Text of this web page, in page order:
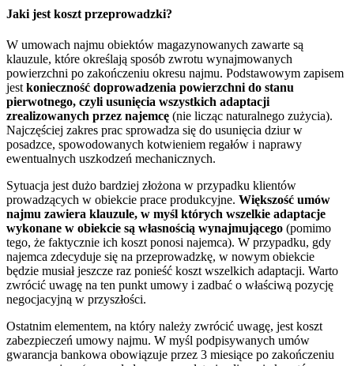
Jaki jest koszt przeprowadzki?
W umowach najmu obiektów magazynowanych zawarte są
klauzule, które określają sposób zwrotu wynajmowanych
powierzchni po zakończeniu okresu najmu. Podstawowym zapisem
jest konieczność doprowadzenia powierzchni do stanu
pierwotnego, czyli usunięcia wszystkich adaptacji
zrealizowanych przez najemcę (nie licząc naturalnego zużycia).
Najczęściej zakres prac sprowadza się do usunięcia dziur w
posadzce, spowodowanych kotwieniem regałów i naprawy
ewentualnych uszkodzeń mechanicznych.
Sytuacja jest dużo bardziej złożona w przypadku klientów
prowadzących w obiekcie prace produkcyjne. Większość umów
najmu zawiera klauzule, w myśl których wszelkie adaptacje
wykonane w obiekcie są własnością wynajmującego (pomimo
tego, że faktycznie ich koszt ponosi najemca). W przypadku, gdy
najemca zdecyduje się na przeprowadzkę, w nowym obiekcie
będzie musiał jeszcze raz ponieść koszt wszelkich adaptacji. Warto
zwrócić uwagę na ten punkt umowy i zadbać o właściwą pozycję
negocjacyjną w przyszłości.
Ostatnim elementem, na który należy zwrócić uwagę, jest koszt
zabezpieczeń umowy najmu. W myśl podpisywanych umów
gwarancja bankowa obowiązuje przez 3 miesiące po zakończeniu